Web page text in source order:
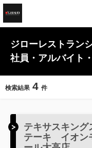
ジローレストラン
社員・アルバイト
検索結果 4 件
テキサスキング
テーキ イオン